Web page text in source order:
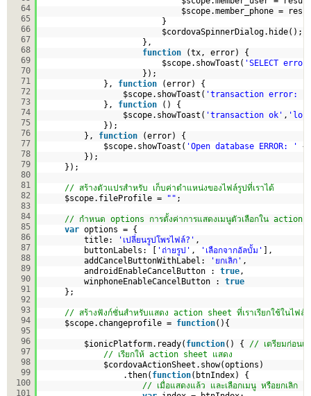
64
65
66
67
68
69
70
71
72
73
74
75
76
77
78
79
80
81
82
83
84
85
86
87
88
89
90
91
92
93
94
95
96
97
98
99
100
101
$scope.member_phone =
}
$cordovaSpinnerDialog.hide();
},
function
(tx, error) {
$scope.showToast( 'SELECT
});
}, function
(error) {
$scope.showToast( 'transaction error: '
}, function
() {
$scope.showToast( 'transaction ok' ,
});
}, function
(error) {
$scope.showToast( 'Open database ERROR: '
+
});
});
// สร้างตัวแปรสำหรับ เก็บค่าตำแหน่งของไฟล์รูปที่เราได้
$scope.fileProfile =
"" ;
// กำหนด options การตั้งค่าการแสดงเมนูตัวเลือกใน action
var options = {
title:
'เปลี่ยนรูปโพรไฟล์?' ,
buttonLabels: [ 'ถ่ายรูป' , 'เลือกจากอัลบั้ม' ],
addCancelButtonWithLabel:
'ยกเลิก' ,
androidEnableCancelButton : true ,
winphoneEnableCancelButton : true
};
// สร้างฟังก์ชั่นสำหรับแสดง action sheet ที่เราเรียกใช้ในไ
$scope.changeprofile = function(){
$ionicPlatform.ready( function() { // เตรียมก่อนเ
// เรียกให้ action sheet แสดง
$cordovaActionSheet.show(options)
.then( function(btnIndex) {
// เมื่อแสดงแล้ว และเลือกเมนู หรือยกเลิก